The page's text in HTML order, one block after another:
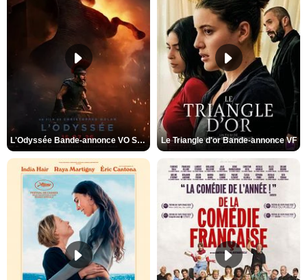
L'Odyssée Bande-annonce VO STFR Le Triangle d'or Bande-annonce VF